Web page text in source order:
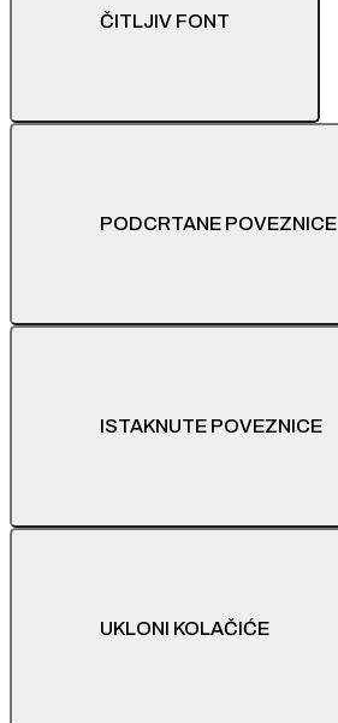
ČITLJIV FONT
PODCRTANE POVEZNICE
ISTAKNUTE POVEZNICE
UKLONI KOLAČIĆE